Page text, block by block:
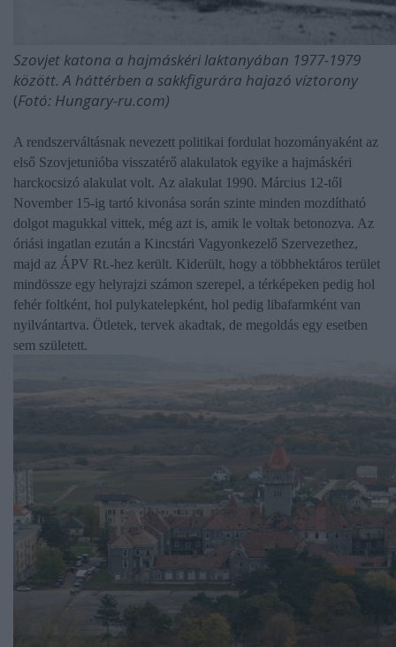
Szovjet katona a hajmáskéri laktanyában 1977-1979
között. A háttérben a sakkfigurára hajazó víztorony
(Fotó: Hungary-ru.com)
A rendszerváltásnak nevezett politikai fordulat hozományaként az
első Szovjetunióba visszatérő alakulatok egyike a hajmáskéri
harckocsizó alakulat volt. Az alakulat 1990. Március 12-től
November 15-ig tartó kivonása során szinte minden mozdítható
dolgot magukkal vittek, még azt is, amik le voltak betonozva. Az
óriási ingatlan ezután a Kincstári Vagyonkezelő Szervezethez,
majd az ÁPV Rt.-hez került. Kiderült, hogy a többhektáros terület
mindössze egy helyrajzi számon szerepel, a térképeken pedig hol
fehér foltként, hol pulykatelepként, hol pedig libafarmként van
nyilvántartva. Ötletek, tervek akadtak, de megoldás egy esetben
sem született.